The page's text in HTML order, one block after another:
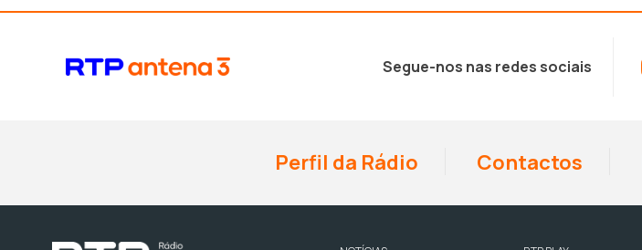
Segue-nos nas redes sociais
Perfil da Rádio Contactos